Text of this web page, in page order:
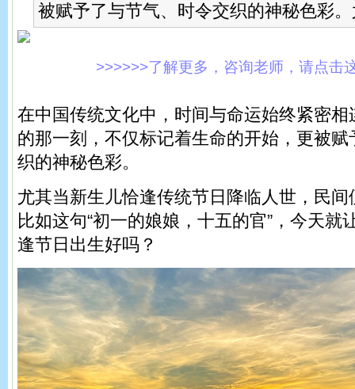
被赋予了与节气、时令交织的神秘色彩
>>>>>>了解更多，咨询老师，请点击
在中国传统文化中，时间与命运始终紧密
的那一刻，不仅标记着生命的开始，更被
织的神秘色彩。
尤其当新生儿恰逢传统节日降临人世，民
比如这句“初一的娘娘，十五的官”，今天就
逢节日出生好吗？